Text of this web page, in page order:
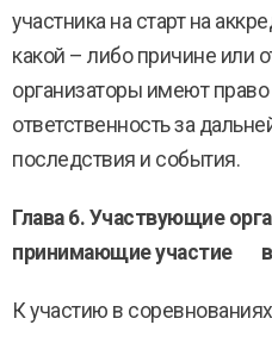
участника на старт на
какой – либо причине или
организаторы имеют
ответственность за
последствия и события.
Глава 6. Участвующие
принимающие участие в
К участию в